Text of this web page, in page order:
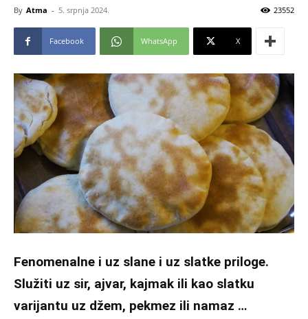
By Atma - 5. srpnja 2024. 23552
Facebook WhatsApp X
Fenomenalne i uz slane i uz slatke priloge.
Služiti uz sir, ajvar, kajmak ili kao slatku
varijantu uz džem, pekmez ili namaz …